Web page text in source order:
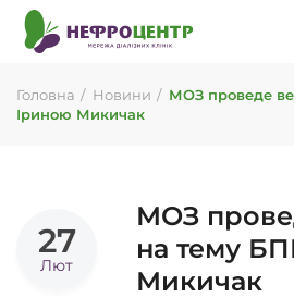
Головна Новини
МОЗ проведе
Іриною Микичак
27
Лют
МОЗ
на тему
Микичак